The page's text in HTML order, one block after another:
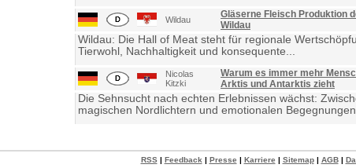
Wildau
Gläserne Fleisch Produktion
Wildau
Wildau: Die Hall of Meat steht für regionale
Tierwohl, Nachhaltigkeit und konsequente...
Nicolas
Kitzki
Warum es immer mehr
Arktis und Antarktis zieht
Die Sehnsucht nach echten Erlebnissen wächst:
magischen Nordlichtern und emotionalen
RSS| Feedback | Presse | Karriere | Sitemap| AGB|